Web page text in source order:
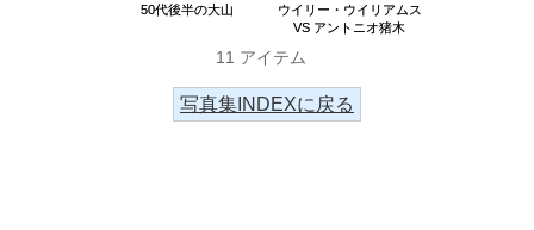
50代後半の大山
ウイリー・ウイリアムス
VS アントニオ猪木
11 アイテム
写真集INDEXに戻る